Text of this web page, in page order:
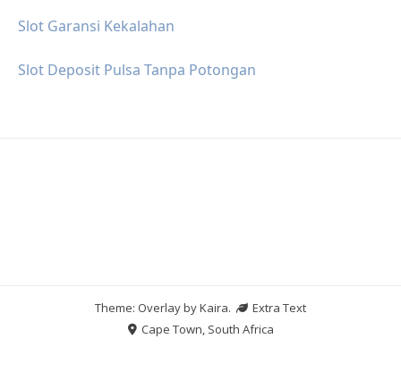
Slot Garansi Kekalahan
Slot Deposit Pulsa Tanpa Potongan
Theme: Overlay byKaira.
Extra Text
Cape Town, South Africa